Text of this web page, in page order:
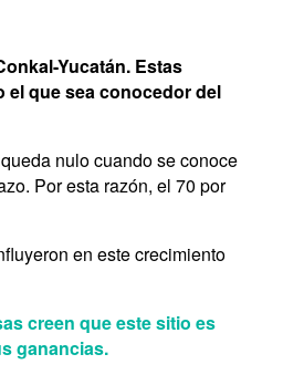
Yucatán. Estas
el que sea conocedor del
nulo cuando se conoce
Por esta razón, el 70 por
en este crecimiento
creen que este sitio es
ganancias.